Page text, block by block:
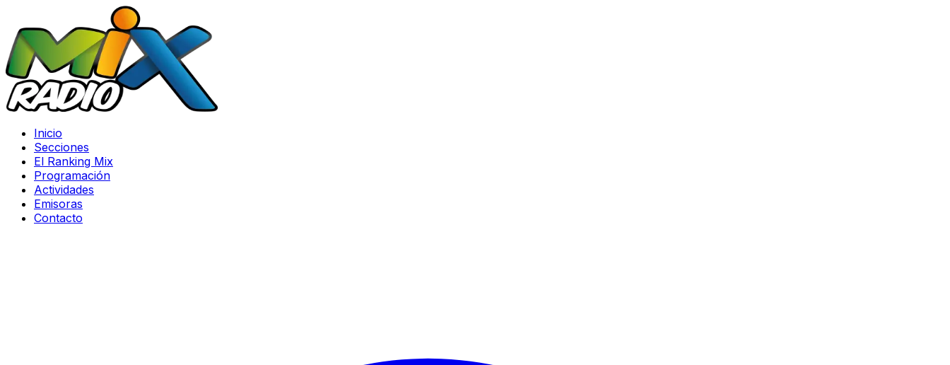
Inicio
Secciones
El Ranking Mix
Programación
Actividades
Emisoras
Contacto